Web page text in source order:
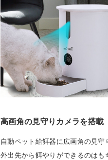
高画角の見守りカメラを搭載
自動ペット給餌器に広画角の見
外出先から餌やりができるのはも